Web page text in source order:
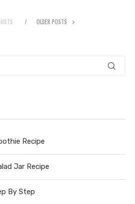
OLDER POSTS
Recipe
Jar Recipe
By Step